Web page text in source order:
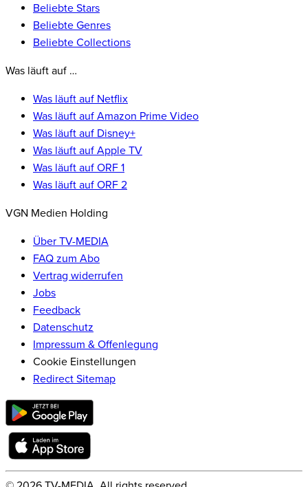
Beliebte Stars
Beliebte Genres
Beliebte Collections
Was läuft auf …
Was läuft auf Netflix
Was läuft auf Amazon Prime Video
Was läuft auf Disney+
Was läuft auf Apple TV
Was läuft auf ORF 1
Was läuft auf ORF 2
VGN Medien Holding
Über TV-MEDIA
FAQ zum Abo
Vertrag widerrufen
Jobs
Feedback
Datenschutz
Impressum & Offenlegung
Cookie Einstellungen
Redirect Sitemap